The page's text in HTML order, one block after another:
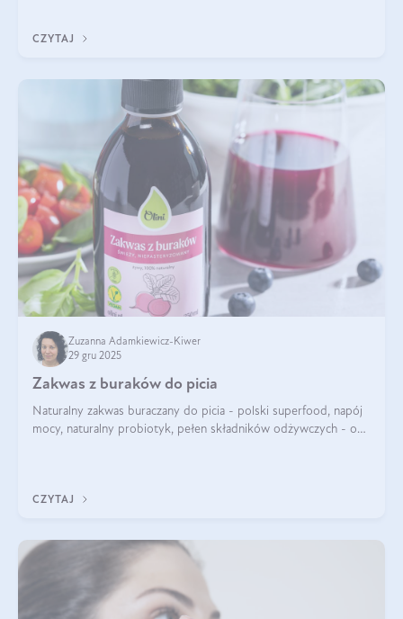
CZYTAJ
Zuzanna Adamkiewicz-Kiwer
29 gru 2025
Zakwas z buraków do picia
Naturalny zakwas buraczany do picia - polski superfood, napój
mocy, naturalny probiotyk, pełen składników odżywczych - o
CZYTAJ